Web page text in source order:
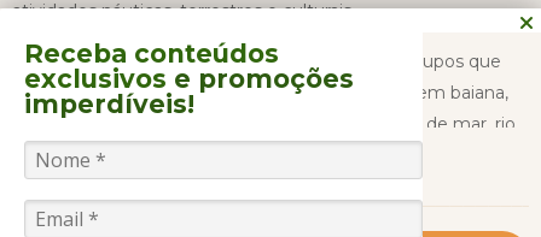
atividades náuticas, terrestres e culturais.
A estrutura foi pensada para receber famílias e grupos que
buscam descanso, lazer e contato com a paisagem baiana,
com conforto e serviço de qualidade. Vislumbres de mar, rio
e vegetação nativa criam um refúgio envolvente, longe da
CONTINUAR LENDO
Receba conteúdos
exclusivos e promoções
imperdíveis!